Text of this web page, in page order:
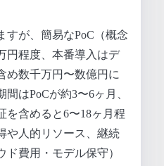
すが、簡易なPoC（概念
円程度、本番導入はデ
め数千万円〜数億円に
はPoCが約3〜6ヶ月、
を含めると6〜18ヶ月程
や人的リソース、継続
費用・モデル保守）